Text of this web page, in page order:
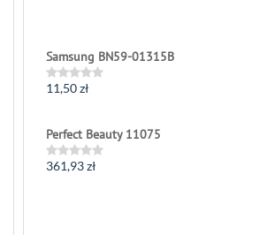
Samsung BN59-01315B
Rated
of
5
11,50zł
Perfect Beauty 11075
Rated
361,93zł